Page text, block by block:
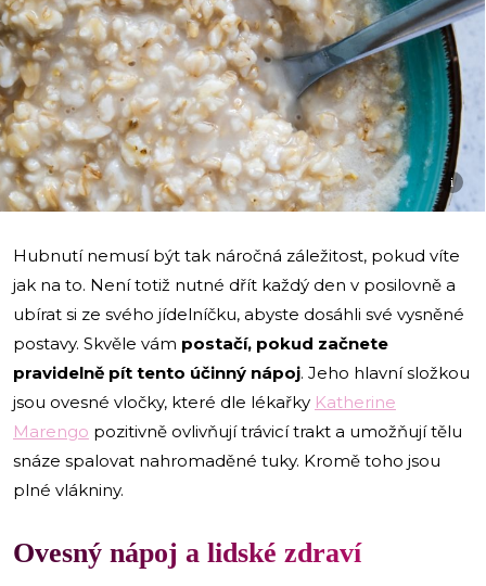
i
Hubnutí nemusí být tak náročná záležitost, pokud víte
jak na to. Není totiž nutné dřít každý den v posilovně a
ubírat si ze svého jídelníčku, abyste dosáhli své vysněné
postavy. Skvěle vám postačí, pokud začnete
pravidelně pít tento účinný nápoj. Jeho hlavní složkou
jsou ovesné vločky, které dle lékařky Katherine
Marengo pozitivně ovlivňují trávicí trakt a umožňují tělu
snáze spalovat nahromaděné tuky. Kromě toho jsou
plné vlákniny.
Ovesný nápoj a lidské zdraví